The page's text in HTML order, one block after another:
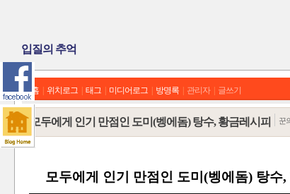
입질의 추억
홈 위치로그 태그 미디어로그 방명록 관리자 글쓰기
모두에게 인기 만점인 도미(벵에돔) 탕수, 황금레시피 꾼
모두에게 인기 만점인 도미(벵에돔) 탕수,